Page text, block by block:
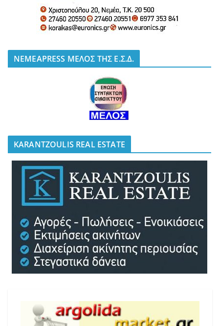
NEMEAPRESS ΜΕΛΟΣ ΤΗΣ Ε.Σ.Δ.
KARANTZOULIS REAL ESTATE